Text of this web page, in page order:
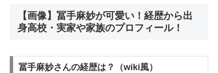
【画像】冨手麻妙が可愛い！経歴から出
身高校・実家や家族のプロフィール！
冨手麻妙さんの経歴は？（wiki風）